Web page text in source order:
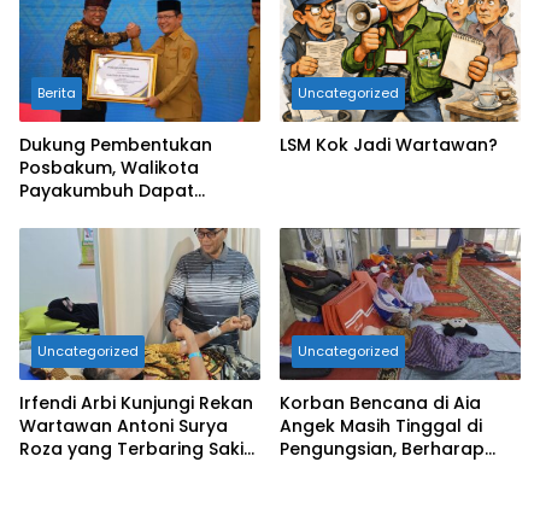
Berita
Dukung Pembentukan
Posbakum, Walikota
Payakumbuh Dapat
Hukum
Uncategorized
LSM Kok Jadi Wartawan?
Uncategorized
Irfendi Arbi Kunjungi Rekan
Wartawan Antoni Surya
Roza yang Terbaring Sakit
Uncategorized
Korban Bencana di Aia
Angek Masih Tinggal di
Pengungsian, Berharap